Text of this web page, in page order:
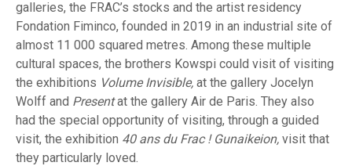
galleries, the FRAC’s stocks and the artist residency
Fondation Fiminco, founded in 2019 in an industrial site of
almost 11 000 squared metres. Among these multiple
cultural spaces, the brothers Kowspi could visit of visiting
the exhibitions Volume Invisible, at the gallery Jocelyn
Wolff and Presentat the gallery Air de Paris. They also
had the special opportunity of visiting, through a guided
visit, the exhibition 40 ans du Frac ! Gunaikeion, visit that
they particularly loved.